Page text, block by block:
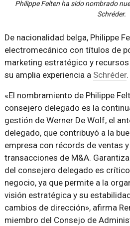
Philippe Felten ha sido nombrado
Schréder.
De nacionalidad belga, Philippe
electromecánico con títulos de
marketing estratégico y
su amplia experiencia a Schréder.
«El nombramiento de Philippe
consejero delegado es la
gestión de Werner De Wolf, el
delegado, que contribuyó a la
empresa con récords de ventas
transacciones de M&A.
del consejero delegado es
negocio, ya que permite a la
visión estratégica y su
cambios de dirección», afirma
miembro del Consejo de